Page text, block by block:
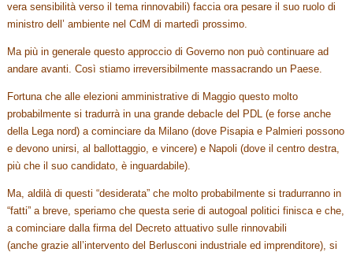
vera sensibilità verso il tema rinnovabili) faccia ora pesare il suo ruolo di
ministro dell’ ambiente nel CdM di martedì prossimo.
Ma più in generale questo approccio di Governo non può continuare ad
andare avanti. Così stiamo irreversibilmente massacrando un Paese.
Fortuna che alle elezioni amministrative di Maggio questo molto
probabilmente si tradurrà in una grande debacle del PDL (e forse anche
della Lega nord) a cominciare da Milano (dove Pisapia e Palmieri possono
e devono unirsi, al ballottaggio, e vincere) e Napoli (dove il centro destra,
più che il suo candidato, è inguardabile).
Ma, aldilà di questi “desiderata” che molto probabilmente si tradurranno in
“fatti” a breve, speriamo che questa serie di autogoal politici finisca e che,
a cominciare dalla firma del Decreto attuativo sulle rinnovabili
(anche grazie all’intervento del Berlusconi industriale ed imprenditore), si